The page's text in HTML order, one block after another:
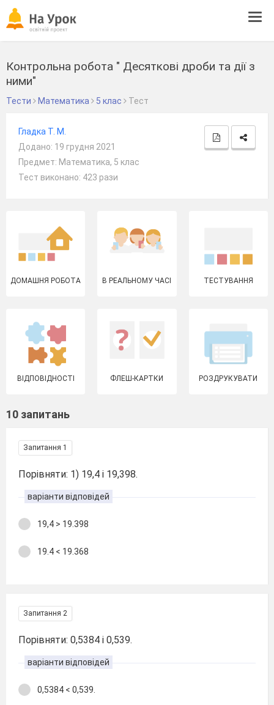
Контрольна робота " Десяткові дроби та дії з
ними"
Тести Математика 5 клас Тест
Гладка Т. М.
Додано: 19 грудня 2021
Предмет: Математика, 5 клас
Тест виконано: 423 рази
ДОМАШНЯ РОБОТА В РЕАЛЬНОМУ ЧАСІ ТЕСТУВАННЯ
ВІДПОВІДНОСТІ ФЛЕШ-КАРТКИ РОЗДРУКУВАТИ
10 запитань
Запитання 1
Порівняти: 1) 19,4 і 19,398.
варіанти відповідей
19,4 > 19.398
19.4 < 19.368
Запитання 2
Порівняти: 0,5384 і 0,539.
варіанти відповідей
0,5384 < 0,539.